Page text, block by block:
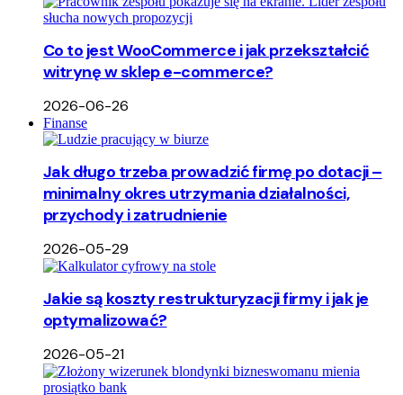
Co to jest WooCommerce i jak przekształcić
witrynę w sklep e-commerce?
2026-06-26
Finanse
Jak długo trzeba prowadzić firmę po dotacji –
minimalny okres utrzymania działalności,
przychody i zatrudnienie
2026-05-29
Jakie są koszty restrukturyzacji firmy i jak je
optymalizować?
2026-05-21